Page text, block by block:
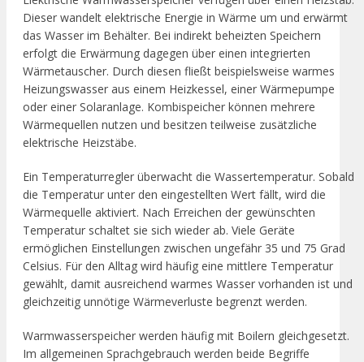
Dieser wandelt elektrische Energie in Wärme um und erwärmt
das Wasser im Behälter. Bei indirekt beheizten Speichern
erfolgt die Erwärmung dagegen über einen integrierten
Wärmetauscher. Durch diesen fließt beispielsweise warmes
Heizungswasser aus einem Heizkessel, einer Wärmepumpe
oder einer Solaranlage. Kombispeicher können mehrere
Wärmequellen nutzen und besitzen teilweise zusätzliche
elektrische Heizstäbe.
Ein Temperaturregler überwacht die Wassertemperatur. Sobald
die Temperatur unter den eingestellten Wert fällt, wird die
Wärmequelle aktiviert. Nach Erreichen der gewünschten
Temperatur schaltet sie sich wieder ab. Viele Geräte
ermöglichen Einstellungen zwischen ungefähr 35 und 75 Grad
Celsius. Für den Alltag wird häufig eine mittlere Temperatur
gewählt, damit ausreichend warmes Wasser vorhanden ist und
gleichzeitig unnötige Wärmeverluste begrenzt werden.
Warmwasserspeicher werden häufig mit Boilern gleichgesetzt.
Im allgemeinen Sprachgebrauch werden beide Begriffe